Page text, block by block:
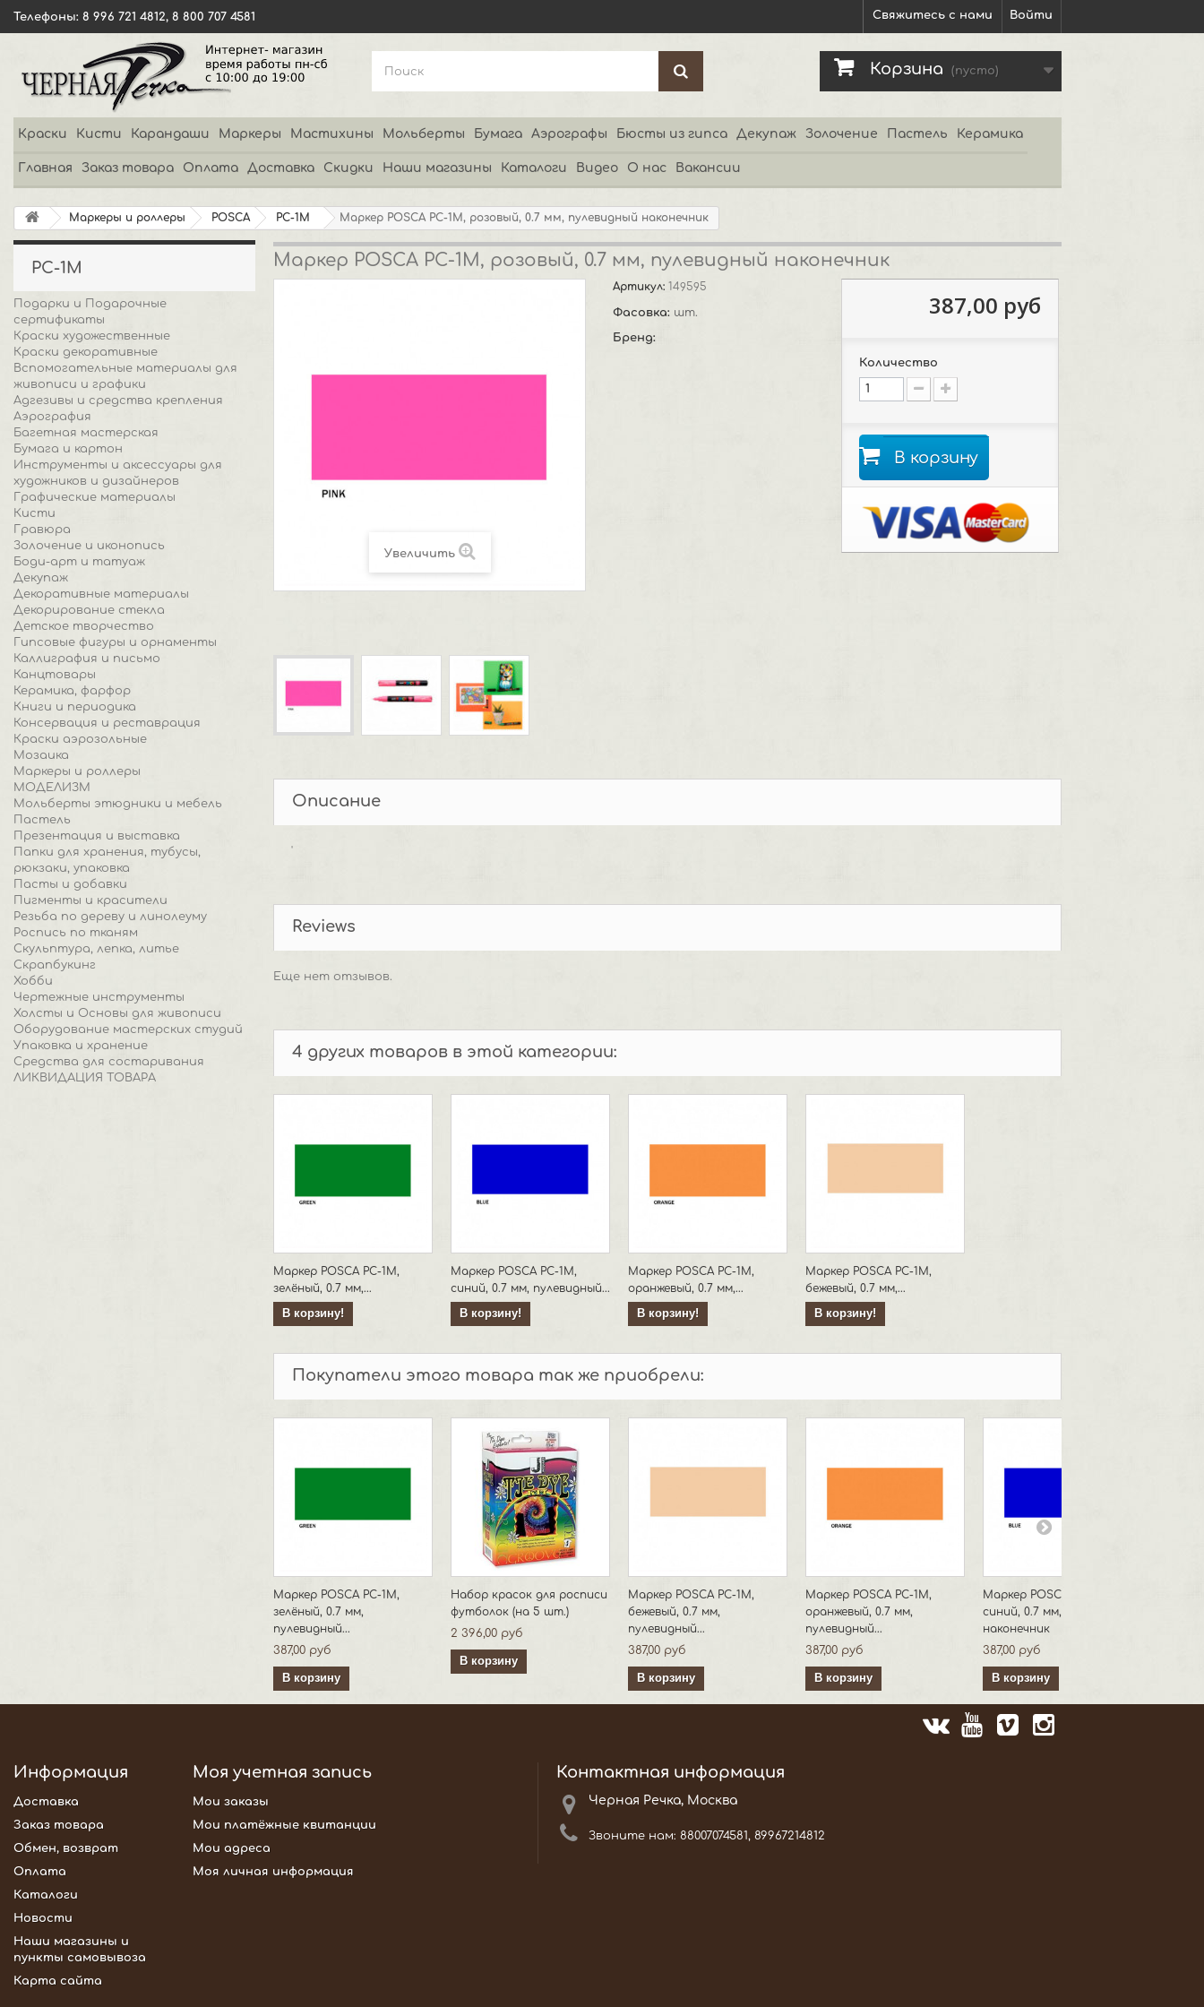
Войти
Свяжитесь с нами
Телефоны: 8 996 721 4812, 8 800 707 4581
Корзина (пусто)
Краски Кисти Карандаши Маркеры Мастихины Мольберты Бумага Аэрографы Бюсты из гипса Декупаж Золочение Пастель Керамика
Главная Заказ товара Оплата Доставка Скидки Наши магазины Каталоги Видео О нас Вакансии
Маркеры и роллеры POSCA PC-1M Маркер POSCA PC-1M, розовый, 0.7 мм, пулевидный наконечник
PC-1M
Подарки и Подарочные
сертификаты
Краски художественные
Краски декоративные
Вспомогательные материалы для
живописи и графики
Адгезивы и средства крепления
Аэрография
Багетная мастерская
Бумага и картон
Инструменты и аксессуары для
художников и дизайнеров
Графические материалы
Кисти
Гравюра
Золочение и иконопись
Боди-арт и татуаж
Декупаж
Декоративные материалы
Декорирование стекла
Детское творчество
Гипсовые фигуры и орнаменты
Каллиграфия и письмо
Канцтовары
Керамика, фарфор
Книги и периодика
Консервация и реставрация
Краски аэрозольные
Мозаика
Маркеры и роллеры
МОДЕЛИЗМ
Мольберты этюдники и мебель
Пастель
Презентация и выставка
Папки для хранения, тубусы,
рюкзаки, упаковка
Пасты и добавки
Пигменты и красители
Резьба по дереву и линолеуму
Роспись по тканям
Скульптура, лепка, литье
Скрапбукинг
Хобби
Чертежные инструменты
Холсты и Основы для живописи
Оборудование мастерских студий
Упаковка и хранение
Средства для состаривания
ЛИКВИДАЦИЯ ТОВАРА
Маркер POSCA PC-1M, розовый, 0.7 мм, пулевидный наконечник
Увеличить
Артикул:149595
Фасовка: шт.
Бренд:
387,00 руб
Количество
В корзину
Описание
'
Reviews
Еще нет отзывов.
4 других товаров в этой категории:
Маркер POSCA PC-1M,
зелёный, 0.7 мм,...
В корзину!
Маркер POSCA PC-1M,
синий, 0.7 мм, пулевидный...
В корзину!
Маркер POSCA PC-1M,
оранжевый, 0.7 мм,...
В корзину!
Маркер POSCA PC-1M,
бежевый, 0.7 мм,...
В корзину!
Покупатели этого товара так же приобрели:
Маркер POSCA PC-1M,
зелёный, 0.7 мм,
пулевидный...
387,00 руб
В корзину
Набор красок для росписи
футболок (на 5 шт.)
2 396,00 руб
В корзину
Маркер POSCA PC-1M,
бежевый, 0.7 мм,
пулевидный...
387,00 руб
В корзину
Маркер POSCA PC-1M,
оранжевый, 0.7 мм,
пулевидный...
387,00 руб
В корзину
Маркер POSCA PC-1M,
синий, 0.7 мм, пулевидный
наконечник
387,00 руб
В корзину
Информация
Доставка
Заказ товара
Обмен, возврат
Оплата
Каталоги
Новости
Наши магазины и
пункты самовывоза
Карта сайта
Моя учетная запись
Мои заказы
Мои платёжные квитанции
Мои адреса
Моя личная информация
Контактная информация
Черная Речка, Москва
Звоните нам: 88007074581, 89967214812